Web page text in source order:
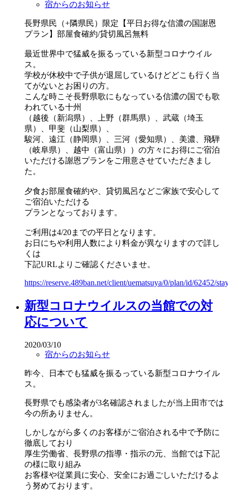
宿からのお知らせ
長野県民（+隣県民）限定【平日お得な信濃の国謝恩
プラン】部屋食確約/貸切風呂無料
最近世界中で猛威を振るっている新型コロナウイル
ス。
学校が休校中で子供が退屈しているけどどこも行く当
てがないとお困りの方。
こんな時こそ長野県歌にもなっている信濃の国でも歌
われている十州
（越後（新潟県）、上野（群馬県）、武蔵（埼玉
県）、甲斐（山梨県）、
駿河、遠江（静岡県）、三河（愛知県）、美濃、飛騨
（岐阜県）、越中（富山県））の方々にお得にご宿泊
いただける謝恩プランをご用意させていただきまし
た。
夕食お部屋食確約や、貸切風呂などご家族で安心して
ご宿泊いただける
プランとなっております。
ご利用は4/20までの平日となります。
お日にちや利用人数により料金が異なりますので詳し
くは
下記URLよりご確認くださいませ。
https://reserve.489ban.net/client/uematsuya/0/plan/id/62452/
新型コロナウイルスの当館での対
応について
2020/03/10
宿からのお知らせ
昨今、日本でも猛威を振るっている新型コロナウイル
ス。
長野県でも感染者が3名確認されましたが当上田市では
今の所ありません。
しかしながら多くのお客様がご宿泊される中で予防に
徹底しており
厚生労働省、長野県の指導・指示の元、当館では下記
の様に取り組み
お客様や従業員に安心、安全にお過ごしいただけるよ
う努めております。